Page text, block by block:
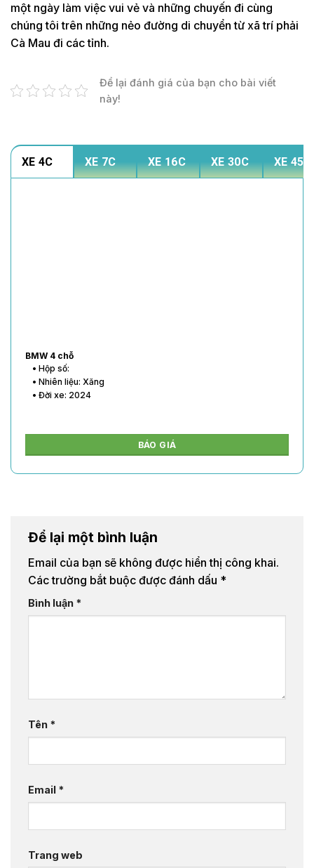
một ngày làm việc vui vẻ và những chuyến đi cùng
chúng tôi trên những nẻo đường di chuyển từ xã trí phải
Cà Mau đi các tỉnh.
Để lại đánh giá của bạn cho bài viết
này!
XE 4C XE 7C XE 16C XE 30C XE 45C
BMW 4 chỗ
• Hộp số:
• Nhiên liệu: Xăng
• Đời xe: 2024
BÁO GIÁ
Để lại một bình luận
Email của bạn sẽ không được hiển thị công khai.
Các trường bắt buộc được đánh dấu *
Bình luận *
Tên *
Email *
Trang web